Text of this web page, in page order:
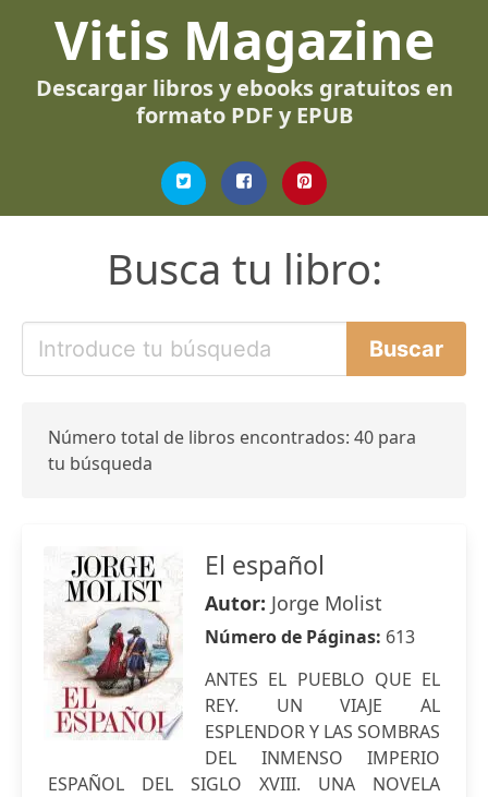
Vitis Magazine
Descargar libros y ebooks gratuitos en
formato PDF y EPUB
Busca tu libro:
Número total de libros encontrados: 40 para
tu búsqueda
El español
Autor: Jorge Molist
Número de Páginas: 613
ANTES EL PUEBLO QUE EL
REY. UN VIAJE AL
ESPLENDOR Y LAS SOMBRAS
DEL INMENSO IMPERIO
ESPAÑOL DEL SIGLO XVIII. UNA NOVELA